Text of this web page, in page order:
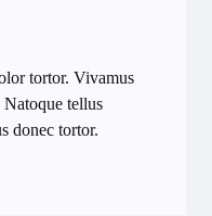
tortor. Vivamus
tellus
donec tortor.